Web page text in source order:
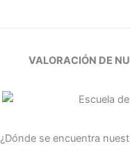
VALORACIÓN DE
¿Dónde se encuentra